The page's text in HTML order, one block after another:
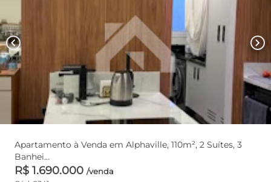
chevron_left chevron_right
Apartamento à Venda em Alphaville, 110m², 2 Suítes, 3
Banhei...
R$ 1.690.000 /venda